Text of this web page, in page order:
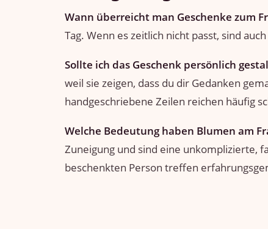
Wann überreicht man Geschenke zum
Tag. Wenn es zeitlich nicht passt, sind
Sollte ich das Geschenk persönlich
weil sie zeigen, dass du dir Gedanken
handgeschriebene Zeilen reichen häufig
Welche Bedeutung haben Blumen am
Zuneigung und sind eine unkomplizierte,
beschenkten Person treffen